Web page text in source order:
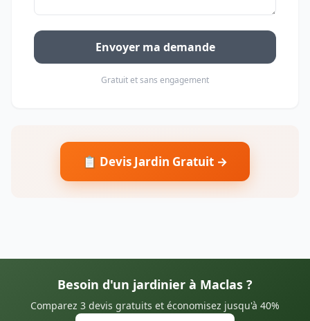
Envoyer ma demande
Gratuit et sans engagement
📋 Devis Jardin Gratuit →
Besoin d'un jardinier à Maclas ?
Comparez 3 devis gratuits et économisez jusqu'à 40%